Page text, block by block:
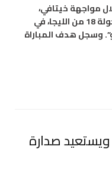
الانتصار بنتيجة (1-0) خلال مواجهة خيتافي،
مساء اليوم الأحد، ضمن منافسات الجولة 18 من الليجا، في
وسجل هدف المباراة
صدارة